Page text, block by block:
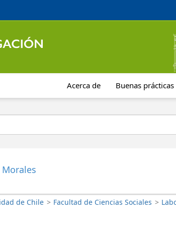
Acerca de Buenas prácticas
de Chile > Facultad de Ciencias Sociales >